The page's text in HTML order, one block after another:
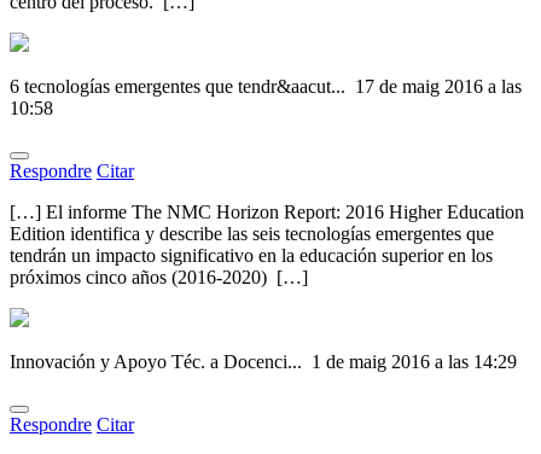
6 tecnologías emergentes que tendr&aacut... 17 de maig 2016 a las
10:58
Respondre Citar
[…] El informe The NMC Horizon Report: 2016 Higher Education
Edition identifica y describe las seis tecnologías emergentes que
tendrán un impacto significativo en la educación superior en los
próximos cinco años (2016-2020) […]
Innovación y Apoyo Téc. a Docenci... 1 de maig 2016 a las 14:29
Respondre Citar